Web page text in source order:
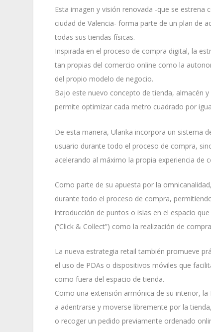
Esta imagen y visión renovada -que se estrena
ciudad de Valencia- forma parte de un plan de
todas sus tiendas físicas.
Inspirada en el proceso de compra digital, la
tan propias del comercio online como la
del propio modelo de negocio.
Bajo este nuevo concepto de tienda, almacén
permite optimizar cada metro cuadrado por
De esta manera, Ulanka incorpora un sistema
usuario durante todo el proceso de compra,
acelerando al máximo la propia experiencia de
Como parte de su apuesta por la
durante todo el proceso de compra,
introducción de puntos o islas en el espacio
(“Click & Collect”) como la realización de
La nueva estrategia retail también promueve
el uso de PDAs o dispositivos móviles que
como fuera del espacio de tienda.
Como una extensión armónica de su interior,
a adentrarse y moverse libremente por la
o recoger un pedido previamente ordenado